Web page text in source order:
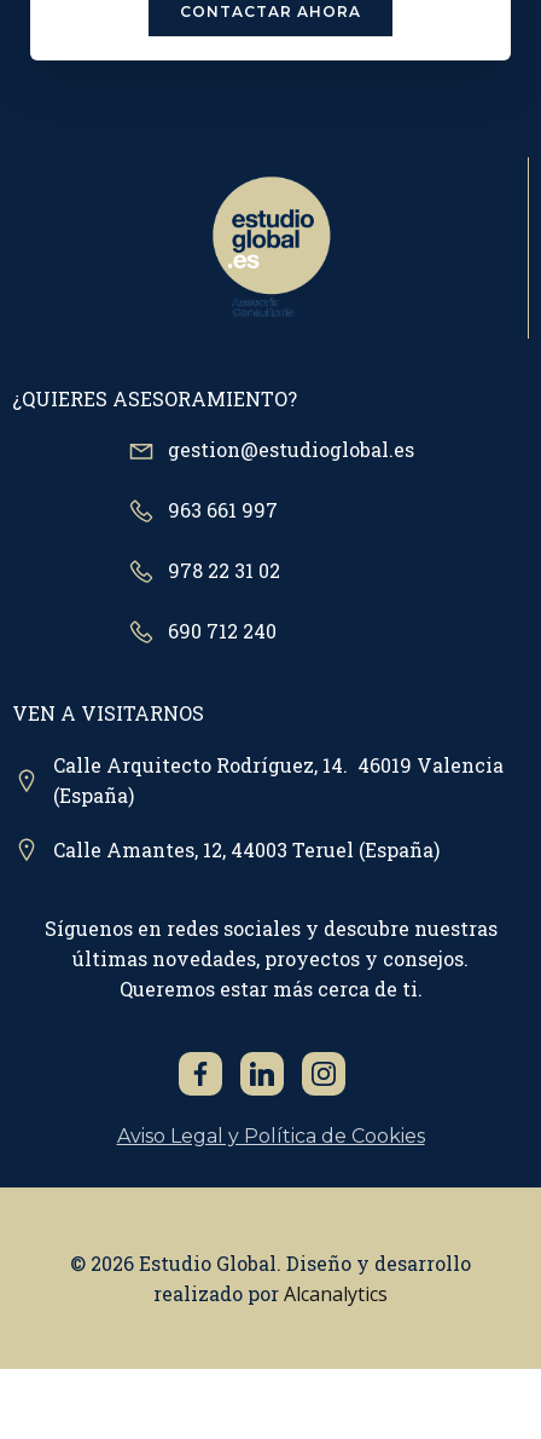
CONTACTAR AHORA
¿QUIERES ASESORAMIENTO?
gestion@estudioglobal.es
963 661 997
978 22 31 02
690 712 240
VEN A VISITARNOS
Calle Arquitecto Rodríguez, 14. 46019 Valencia
(España)
Calle Amantes, 12, 44003 Teruel (España)
Síguenos en redes sociales y descubre nuestras
últimas novedades, proyectos y consejos.
Queremos estar más cerca de ti.
Aviso Legal y Política de Cookies
© 2026 Estudio Global. Diseño y desarrollo
realizado porAlcanalytics